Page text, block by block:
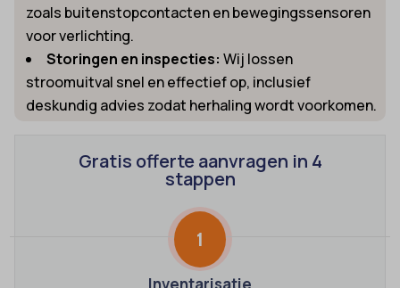
zoals buitenstopcontacten en bewegingssensoren
voor verlichting.
Storingen en inspecties: Wij lossen
stroomuitval snel en effectief op, inclusief
deskundig advies zodat herhaling wordt voorkomen.
Gratis offerte aanvragen in 4
stappen
1
Inventarisatie